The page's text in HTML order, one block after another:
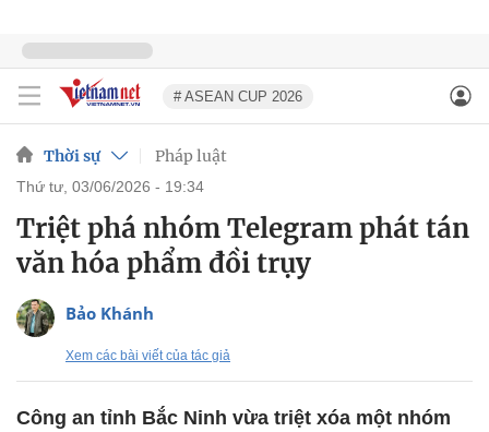
# ASEAN CUP 2026
Thời sự Pháp luật
thứ tư, 03/06/2026 - 19:34
Triệt phá nhóm Telegram phát tán
văn hóa phẩm đồi trụy
Bảo Khánh
Xem các bài viết của tác giả
Công an tỉnh Bắc Ninh vừa triệt xóa một nhóm